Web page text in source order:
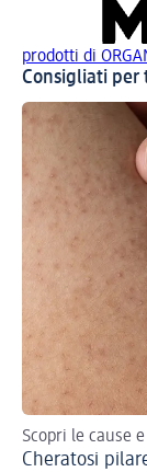
prodotti di
Consigliati per
Scopri le cause
Cheratosi